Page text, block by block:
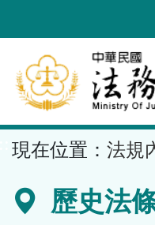
到
要
內
容
區
現在位置： 法規
歷史法